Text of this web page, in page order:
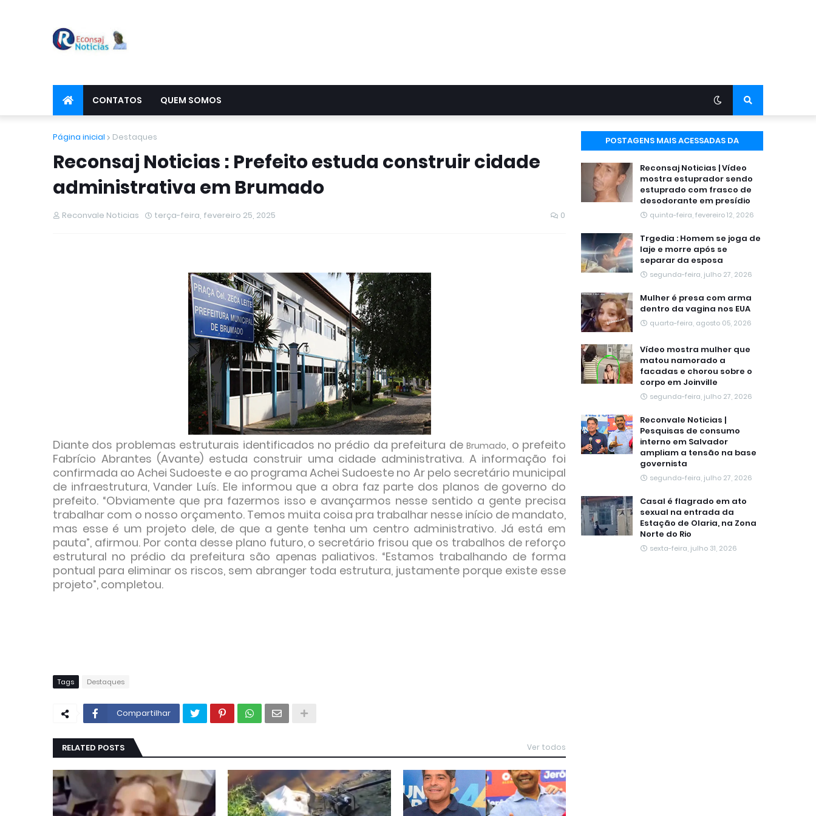
CONTATOS QUEM SOMOS
Página inicial Destaques
Reconsaj Noticias : Prefeito estuda construir cidade
administrativa em Brumado
Reconvale Noticias terça-feira, fevereiro 25, 2025 0
Diante dos problemas estruturais identificados no prédio da prefeitura deBrumado, o prefeito
Fabrício Abrantes (Avante) estuda construir uma cidade administrativa. A informação foi
confirmada ao Achei Sudoeste e ao programa Achei Sudoeste no Ar pelo secretário municipal
de infraestrutura, Vander Luís. Ele informou que a obra faz parte dos planos de governo do
prefeito. “Obviamente que pra fazermos isso e avançarmos nesse sentido a gente precisa
trabalhar com o nosso orçamento. Temos muita coisa pra trabalhar nesse início de mandato,
mas esse é um projeto dele, de que a gente tenha um centro administrativo. Já está em
pauta”, afirmou. Por conta desse plano futuro, o secretário frisou que os trabalhos de reforço
estrutural no prédio da prefeitura são apenas paliativos. “Estamos trabalhando de forma
pontual para eliminar os riscos, sem abranger toda estrutura, justamente porque existe esse
projeto”, completou.
Tags Destaques
Compartilhar
RELATED POSTS Ver todos
POSTAGENS MAIS ACESSADAS DA
Reconsaj Noticias | Vídeo
mostra estuprador sendo
estuprado com frasco de
desodorante em presídio
quinta-feira, fevereiro 12, 2026
Trgedia : Homem se joga de
laje e morre após se
separar da esposa
segunda-feira, julho 27, 2026
Mulher é presa com arma
dentro da vagina nos EUA
quarta-feira, agosto 05, 2026
Vídeo mostra mulher que
matou namorado a
facadas e chorou sobre o
corpo em Joinville
segunda-feira, julho 27, 2026
Reconvale Noticias |
Pesquisas de consumo
interno em Salvador
ampliam a tensão na base
governista
segunda-feira, julho 27, 2026
Casal é flagrado em ato
sexual na entrada da
Estação de Olaria, na Zona
Norte do Rio
sexta-feira, julho 31, 2026